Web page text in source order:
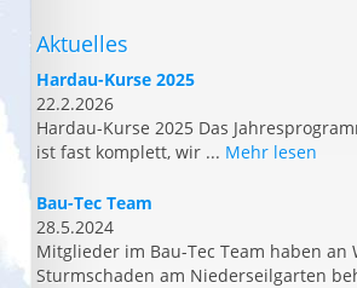
Aktuelles
Hardau-Kurse 2025
22.2.2026
Hardau-Kurse 2025 Das
ist fast komplett, wir ... Mehr lesen
Bau-Tec Team
28.5.2024
Mitglieder im Bau-Tec Team haben an
Sturmschaden am Niederseilgarten